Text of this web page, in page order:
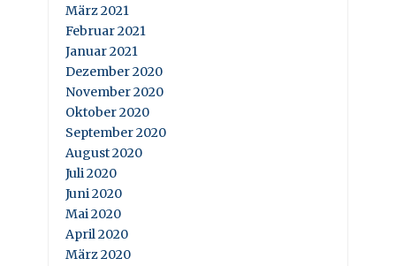
März 2021
Februar 2021
Januar 2021
Dezember 2020
November 2020
Oktober 2020
September 2020
August 2020
Juli 2020
Juni 2020
Mai 2020
April 2020
März 2020